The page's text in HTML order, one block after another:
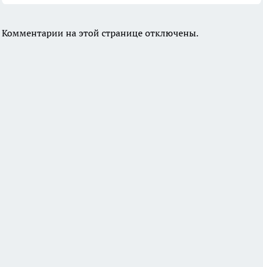
Комментарии на этой странице отключены.